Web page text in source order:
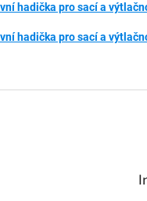
hadička pro sací a
hadička pro sací a